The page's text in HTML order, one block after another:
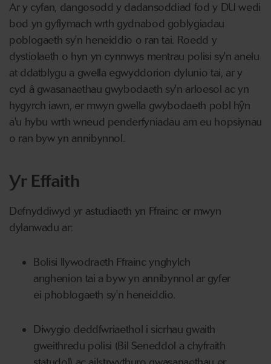
Ar y cyfan, dangosodd y dadansoddiad fod y DU wedi
bod yn gyflymach wrth gydnabod goblygiadau
poblogaeth sy'n heneiddio o ran tai. Roedd y
dystiolaeth o hyn yn cynnwys mentrau polisi sy'n anelu
at ddatblygu a gwella egwyddorion dylunio tai, ar y
cyd â gwasanaethau gwybodaeth sy'n arloesol ac yn
hygyrch iawn, er mwyn gwella gwybodaeth pobl hŷn
a'u hybu wrth wneud penderfyniadau am eu hopsiynau
o ran byw yn annibynnol.
Yr Effaith
Defnyddiwyd yr astudiaeth yn Ffrainc er mwyn
dylanwadu ar:
Bolisi llywodraeth Ffrainc ynghylch
anghenion tai a byw yn annibynnol ar gyfer
ei phoblogaeth sy'n heneiddio.
Diwygio deddfwriaethol i sicrhau gwaith
gweithredu polisi (Bil Seneddol a chyfraith